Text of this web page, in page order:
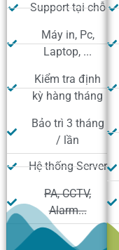
Support tại chỗ
Máy in, Pc,
Laptop, ...
Kiểm tra định
kỳ hàng tháng
Bảo trì 3 tháng
/ lần
Hệ thống Server
PA, CCTV,
Alarm...